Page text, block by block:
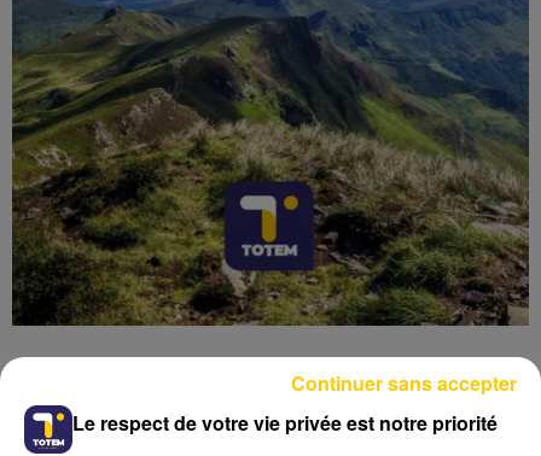
Le respect de votre vie privée est notre priorité
Continuer sans accepter